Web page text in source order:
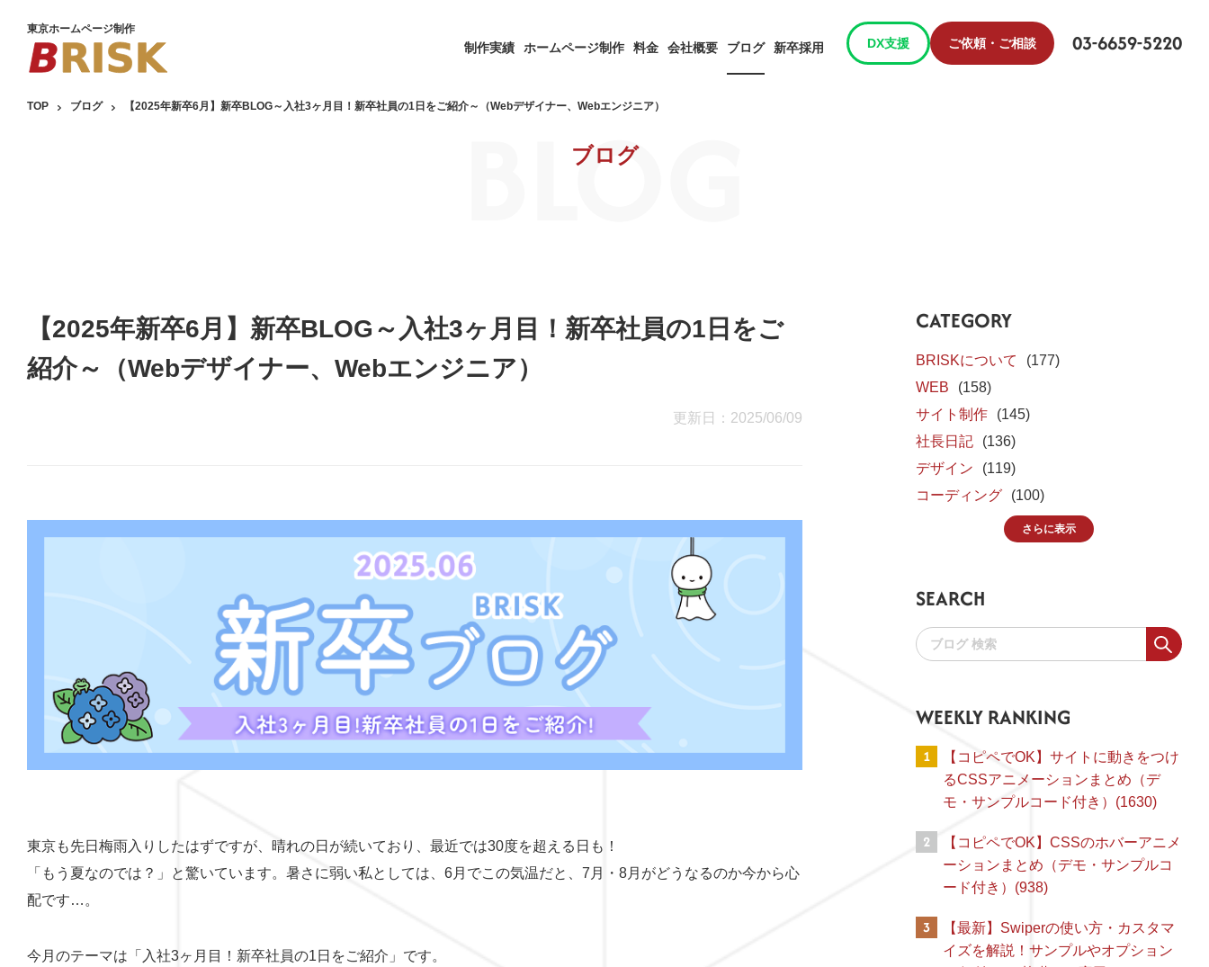
東京ホームページ制作
制作実績 ホームページ制作 料金 会社概要 ブログ 新卒採用 DX支援 ご依頼・ご相談 03-6659-5220
ブログ
BLOG
TOP ブログ 【2025年新卒6月】新卒BLOG～入社3ヶ月目！新卒社員の1日をご紹介～（Webデザイナー、Webエンジニア）
【2025年新卒6月】新卒BLOG～入社3ヶ月目！新卒社員の1日をご
紹介～（Webデザイナー、Webエンジニア）
更新日：2025/06/09
東京も先日梅雨入りしたはずですが、晴れの日が続いており、最近では30度を超える日も！
「もう夏なのでは？」と驚いています。暑さに弱い私としては、6月でこの気温だと、7月・8月がどうなるのか今から心
配です…。
今月のテーマは「入社3ヶ月目！新卒社員の1日をご紹介」です。
CATEGORY
BRISKについて
(177)
WEB
(158)
サイト制作
(145)
社長日記
(136)
デザイン
(119)
コーディング
(100)
さらに表示
SEARCH
WEEKLY RANKING
1
【コピペでOK】サイトに動きをつけ
るCSSアニメーションまとめ（デ
モ・サンプルコード付き）(1630)
2
【コピペでOK】CSSのホバーアニメ
ーションまとめ（デモ・サンプルコ
ード付き）(938)
3
【最新】Swiperの使い方・カスタマ
イズを解説！サンプルやオプション